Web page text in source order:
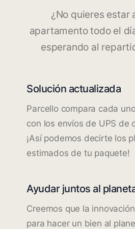
¿No quieres estar
apartamento todo el
esperando al
Solución actualizada
Parcello compara cada
con los envíos de UPS de
¡Así podemos decirte los
estimados de tu paquete!
Ayudar juntos al
Creemos que la
para hacer un bien al